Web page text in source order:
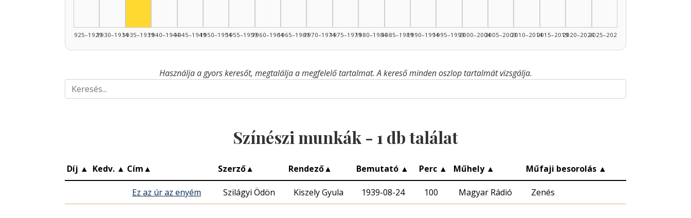
1925–19291930–19341935–19391940–19441945–19491950–19541955–19591960–19641965–19691970–19741975–19791980–19841985–19891990–19941995–19992000–20042005–20092010–20142015–20192020–20242025–2026
Használja a gyors keresőt, megtalálja a megfelelő tartalmat. A kereső minden oszlop tartalmát vizsgálja.
Színészi munkák - 1 db találat
Díj ▲ Kedv. ▲ Cím▲ Szerző▲ Rendező▲ Bemutató ▲ Perc ▲ Műhely ▲ Műfaji besorolás ▲
Ez az úr az enyém Szilágyi Ödön Kiszely Gyula 1939-08-24 100 Magyar Rádió Zenés